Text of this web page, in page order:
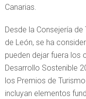
Canarias.
Desde la Consejería
de León, se ha
pueden dejar fuera los
Desarrollo Sostenible
los Premios de
incluyan elementos